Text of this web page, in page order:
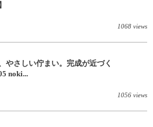
1068 views
やさしい佇まい。完成が近づく
noki...
1056 views